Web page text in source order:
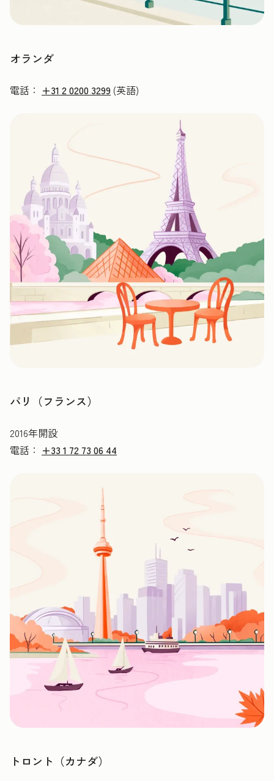
オランダ
電話： +31 2 0200 3299 (英語)
パリ（フランス）
2016年開設
電話： +33 1 72 73 06 44
トロント（カナダ）